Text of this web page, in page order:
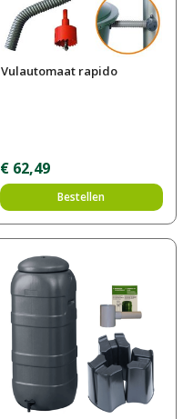
Vulautomaat rapido
€ 62,49
Bestellen